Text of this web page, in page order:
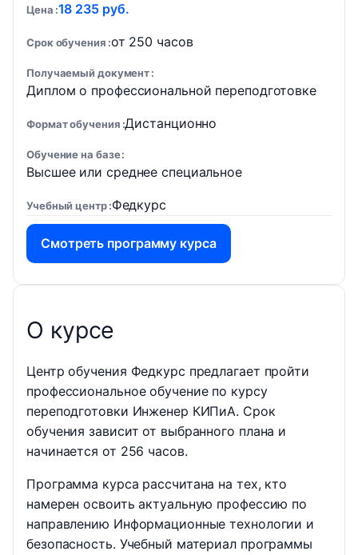
Цена 18 235 руб.
Срок обучения от 250 часов
Получаемый документ
Диплом о профессиональной переподготовке
Формат обучения Дистанционно
Обучение на базе
Высшее или среднее специальное
Учебный центр Федкурс
Смотреть программу курса
О курсе
Центр обучения Федкурс предлагает пройти
профессиональное обучение по курсу
переподготовки Инженер КИПиА. Срок
обучения зависит от выбранного плана и
начинается от 256 часов.
Программа курса рассчитана на тех, кто
намерен освоить актуальную профессию по
направлению Информационные технологии и
безопасность. Учебный материал программы